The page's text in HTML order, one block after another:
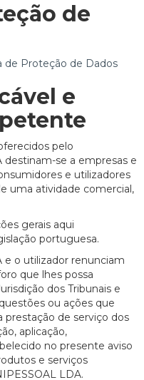
de
de Proteção de Dados
e
pelo
destinam-se a empresas e
e utilizadores
uma atividade comercial,
gerais aqui
portuguesa.
e o utilizador renunciam
que lhes possa
dos Tribunais e
ou ações que
prestação de serviço dos
aplicação,
no presente aviso
e serviços
LDA.